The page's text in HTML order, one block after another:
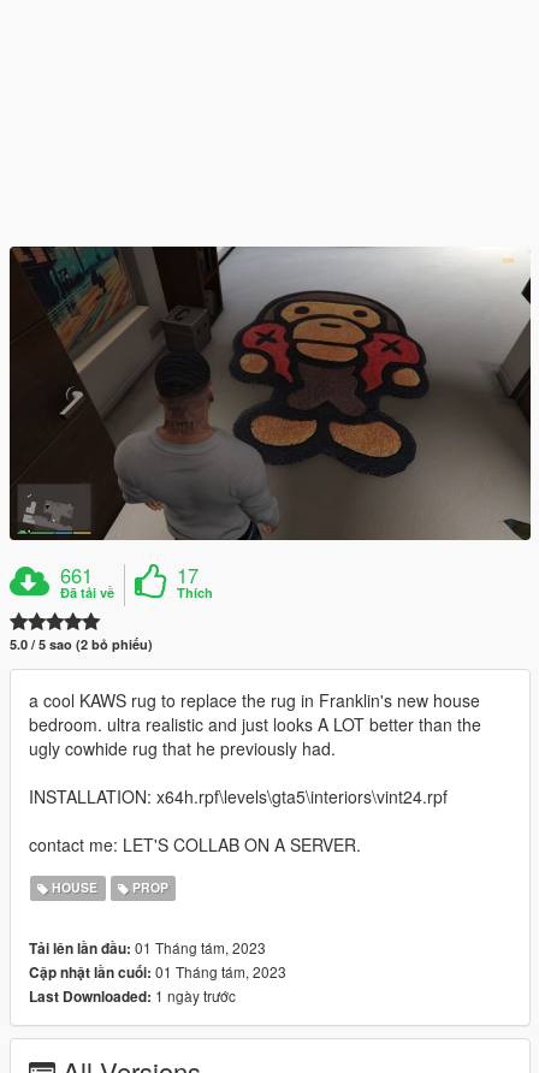
661
Đã tải về
17
Thích
5.0 / 5 sao (2 bỏ phiếu)
a cool KAWS rug to replace the rug in Franklin's new house
bedroom. ultra realistic and just looks A LOT better than the
ugly cowhide rug that he previously had.
INSTALLATION: x64h.rpf\levels\gta5\interiors\vint24.rpf
contact me: LET'S COLLAB ON A SERVER.
HOUSE PROP
Tải lên lần đầu: 01 Tháng tám, 2023
Cập nhật lần cuối: 01 Tháng tám, 2023
Last Downloaded: 1 ngày trước